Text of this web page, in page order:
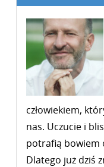
człowiekiem,
nas. Uczucie i
potrafią bowiem
Dlatego już dziś